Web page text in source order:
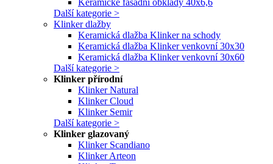
Keramické fasádní obklady 40x6,6
Další kategorie >
Klinker dlažby
Keramická dlažba Klinker na schody
Keramická dlažba Klinker venkovní 30x30
Keramická dlažba Klinker venkovní 30x60
Další kategorie >
Klinker přírodní
Klinker Natural
Klinker Cloud
Klinker Semir
Další kategorie >
Klinker glazovaný
Klinker Scandiano
Klinker Arteon